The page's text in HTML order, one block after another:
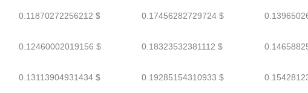
0.11870272256212 $ 0.17456282729724 $
0.12460002019156 $ 0.18323532381112 $
0.13113904931434 $ 0.19285154310933 $